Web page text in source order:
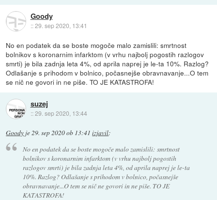
Goody
::29. sep 2020, 13:41
No en podatek da se boste mogoče malo zamislili: smrtnost
bolnikov s koronarnim infarktom (v vrhu najbolj pogostih razlogov
smrti) je bila zadnja leta 4%, od aprila naprej je le-ta 10%. Razlog?
Odlašanje s prihodom v bolnico, počasnejše obravnavanje...O tem
se nič ne govori in ne piše. TO JE KATASTROFA!
suzej
::29. sep 2020, 13:44
Goody je29. sep 2020 ob 13:41 izjavil:
No en podatek da se boste mogoče malo zamislili: smrtnost
bolnikov s koronarnim infarktom (v vrhu najbolj pogostih
razlogov smrti) je bila zadnja leta 4%, od aprila naprej je le-ta
10%. Razlog? Odlašanje s prihodom v bolnico, počasnejše
obravnavanje...O tem se nič ne govori in ne piše. TO JE
KATASTROFA!